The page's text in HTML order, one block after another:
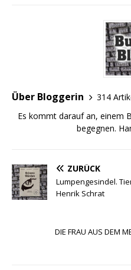
Über Bloggerin
314
Es kommt darauf an, einem
begegnen.
ZURÜCK
Lumpengesindel.
Henrik Schrat
DIE FRAU AUS DEM